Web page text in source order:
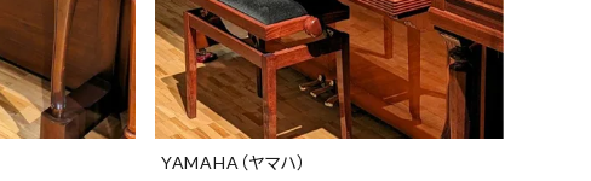
YAMAHA（ヤマハ）